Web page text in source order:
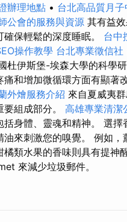
辦理地點 • 台北高品質月
公會的服務與資源 其有益
保輕鬆的深度睡眠。 台中
操作教學 台北專業徵信社
杜伊斯堡-埃森大學的科學研
和增加微循環方面有顯著
外燴服務介紹 來自夏威夷
組成部分。 高雄專業清潔
身體、靈魂和精神。 選擇
油來刺激您的嗅覺。 例如，
類水果的香味則具有提神
來減少垃圾郵件。